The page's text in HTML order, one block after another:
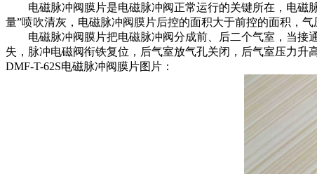
电磁脉冲阀膜片是电磁脉冲阀正常运行的关键所在，电磁脉
量”喷吹清灰，电磁脉冲阀膜片后控的面积大于前控的面积，气
电磁脉冲阀膜片把电磁脉冲阀分成前、后二个气室，当接通
失，脉冲电磁阀衔铁复位，后气室放气孔关闭，后气室压力升
DMF-T-62S电磁脉冲阀膜片图片：